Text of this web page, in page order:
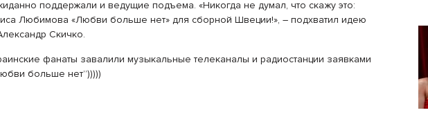
поддержали и ведущие подъема. «Никогда не думал, что скажу это:
Любимова «Любви больше нет» для сборной Швеции!», – подхватил идею
Скичко.
фанаты завалили музыкальные телеканалы и радиостанции заявками
больше нет”)))))